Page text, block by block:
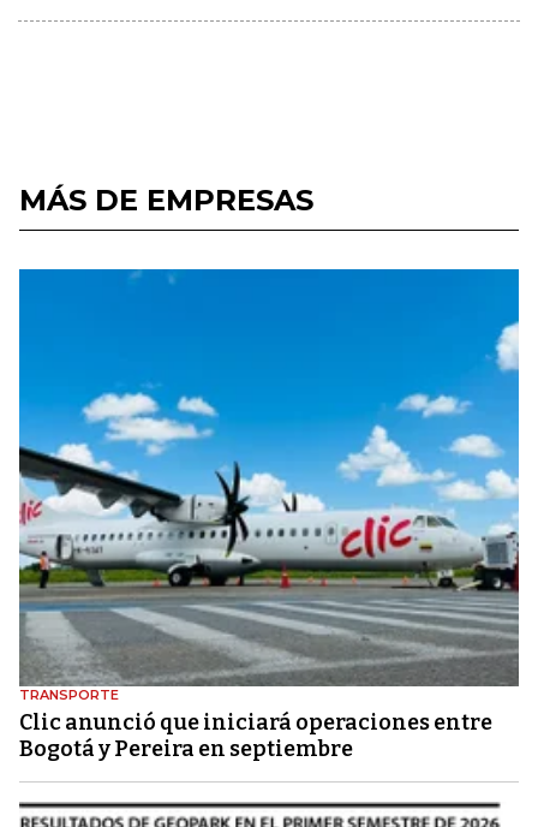
MÁS DE EMPRESAS
TRANSPORTE
Clic anunció que iniciará operaciones entre
Bogotá y Pereira en septiembre